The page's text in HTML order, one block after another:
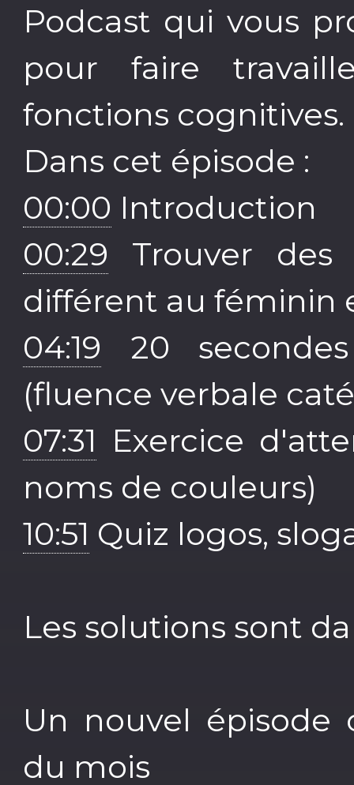
Podcast qui vous
pour faire
fonctions cognitives.
Dans cet épisode :
00:00 Introduction
00:29 Trouver
différent au féminin
04:19 20
(fluence verbale
07:31 Exercice
noms de couleurs)
10:51 Quiz logos,
Les solutions sont
Un nouvel épisode
du mois